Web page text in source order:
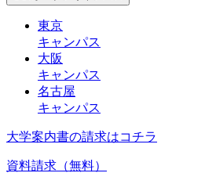
東京
キャンパス
大阪
キャンパス
名古屋
キャンパス
大学案内書の請求はコチラ
資料請求（無料）